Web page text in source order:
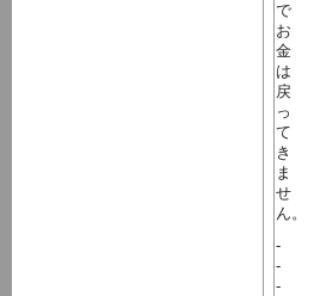
で
お
金
は
戻
っ
て
き
ま
せ
ん。
-
-
-